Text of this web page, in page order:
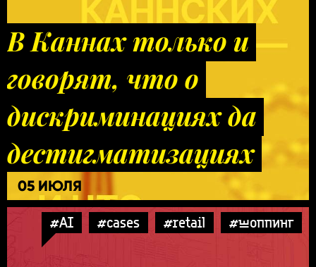
В Каннах только и
говорят, что о
дискриминациях да
дестигматизациях
05 ИЮЛЯ
#AI #cases #retail #шоппинг